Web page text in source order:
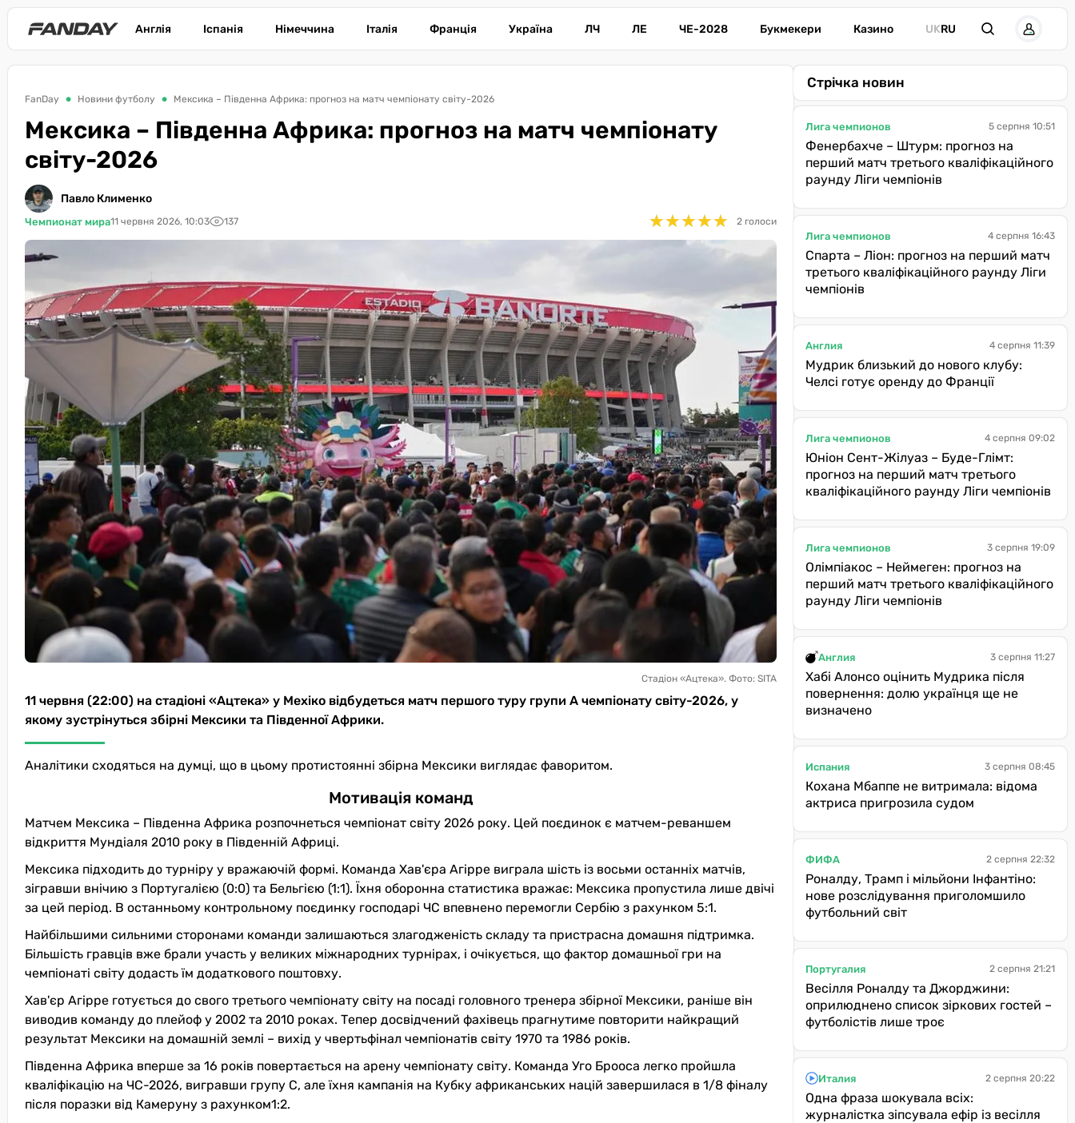
Англія Іспанія Німеччина Італія Франція Україна ЛЧ ЛЕ ЧЕ-2028 Букмекери Казино UKRU
FanDay Новини футболу Мексика – Південна Африка: прогноз на матч чемпіонату світу-2026
Мексика – Південна Африка: прогноз на матч чемпіонату
світу-2026
Павло Клименко
Чемпионат мира11 червня 2026, 10:03 137 ★★★★★
★★★★★ 2 голоси
Стадіон «Ацтека». Фото: SITA
11 червня (22:00) на стадіоні «Ацтека» у Мехіко відбудеться матч першого туру групи А чемпіонату світу-2026, у
якому зустрінуться збірні Мексики та Південної Африки.
Аналітики сходяться на думці, що в цьому протистоянні збірна Мексики виглядає фаворитом.
Мотивація команд
Матчем Мексика – Південна Африка розпочнеться чемпіонат світу 2026 року. Цей поєдинок є матчем-реваншем
відкриття Мундіаля 2010 року в Південній Африці.
Мексика підходить до турніру у вражаючій формі. Команда Хав'єра Агірре виграла шість із восьми останніх матчів,
зігравши внічию з Португалією (0:0) та Бельгією (1:1). Їхня оборонна статистика вражає: Мексика пропустила лише двічі
за цей період. В останньому контрольному поєдинку господарі ЧС впевнено перемогли Сербію з рахунком 5:1.
Найбільшими сильними сторонами команди залишаються злагодженість складу та пристрасна домашня підтримка.
Більшість гравців вже брали участь у великих міжнародних турнірах, і очікується, що фактор домашньої гри на
чемпіонаті світу додасть їм додаткового поштовху.
Хав'єр Агірре готується до свого третього чемпіонату світу на посаді головного тренера збірної Мексики, раніше він
виводив команду до плейоф у 2002 та 2010 роках. Тепер досвідчений фахівець прагнутиме повторити найкращий
результат Мексики на домашній землі – вихід у чвертьфінал чемпіонатів світу 1970 та 1986 років.
Південна Африка вперше за 16 років повертається на арену чемпіонату світу. Команда Уго Брооса легко пройшла
кваліфікацію на ЧС-2026, вигравши групу C, але їхня кампанія на Кубку африканських націй завершилася в 1/8 фіналу
після поразки від Камеруну з рахунком1:2.
Стрічка новин
Лига чемпионов 5 серпня 10:51
Фенербахче – Штурм: прогноз на
перший матч третього кваліфікаційного
раунду Ліги чемпіонів
Лига чемпионов 4 серпня 16:43
Спарта – Ліон: прогноз на перший матч
третього кваліфікаційного раунду Ліги
чемпіонів
Англия 4 серпня 11:39
Мудрик близький до нового клубу:
Челсі готує оренду до Франції
Лига чемпионов 4 серпня 09:02
Юніон Сент-Жілуаз – Буде-Глімт:
прогноз на перший матч третього
кваліфікаційного раунду Ліги чемпіонів
Лига чемпионов 3 серпня 19:09
Олімпіакос – Неймеген: прогноз на
перший матч третього кваліфікаційного
раунду Ліги чемпіонів
Англия 3 серпня 11:27
Хабі Алонсо оцінить Мудрика після
повернення: долю українця ще не
визначено
Испания 3 серпня 08:45
Кохана Мбаппе не витримала: відома
актриса пригрозила судом
ФИФА 2 серпня 22:32
Роналду, Трамп і мільйони Інфантіно:
нове розслідування приголомшило
футбольний світ
Португалия 2 серпня 21:21
Весілля Роналду та Джорджини:
оприлюднено список зіркових гостей –
футболістів лише троє
Италия 2 серпня 20:22
Одна фраза шокувала всіх:
журналістка зіпсувала ефір із весілля